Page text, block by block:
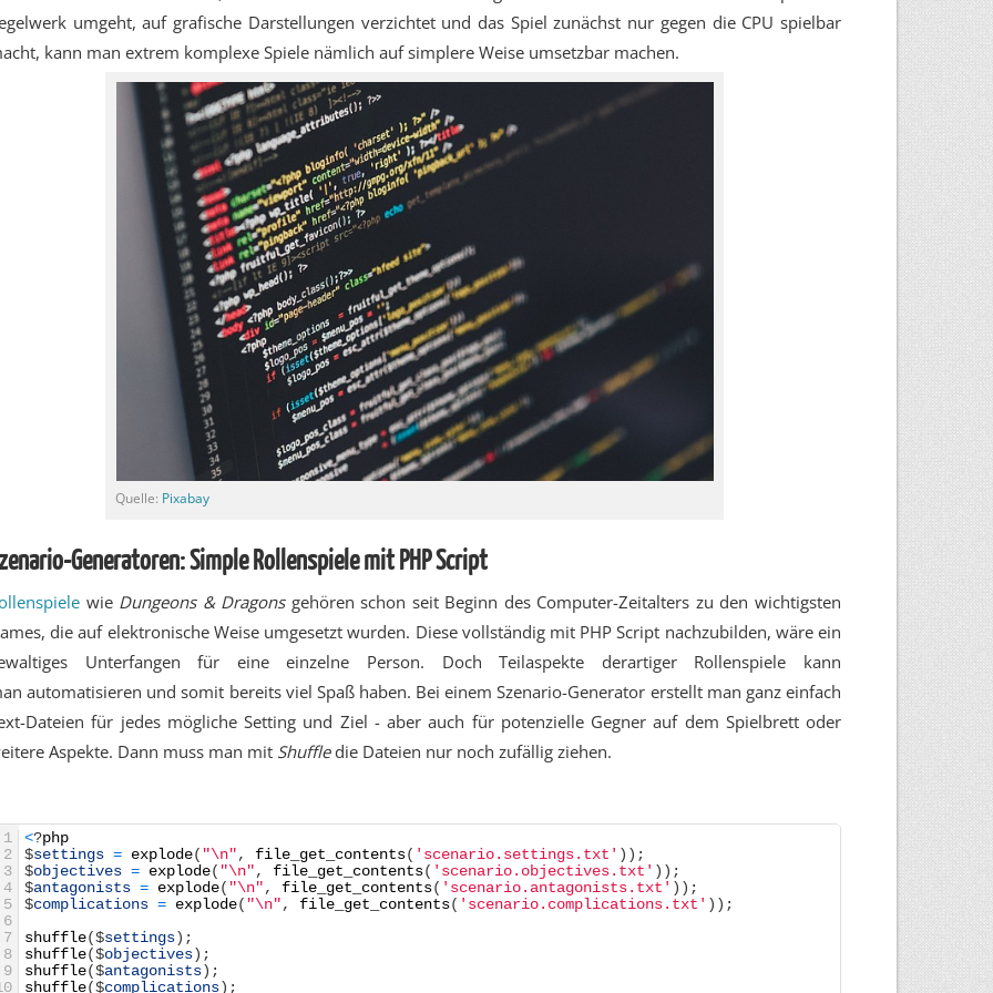
umgeht, auf grafische Darstellungen verzichtet und das Spiel zunächst nur gegen die CPU spielbar
kann man extrem komplexe Spiele nämlich auf simplere Weise umsetzbar machen.
Quelle: Pixabay
Generatoren: Simple Rollenspiele mit PHP Script
wie Dungeons & Dragonsgehören schon seit Beginn des Computer-Zeitalters zu den wichtigsten
die auf elektronische Weise umgesetzt wurden. Diese vollständig mit PHP Script nachzubilden, wäre ein
Unterfangen für eine einzelne Person. Doch Teilaspekte derartiger Rollenspiele kann
automatisieren und somit bereits viel Spaß haben. Bei einem Szenario-Generator erstellt man ganz einfach
Dateien für jedes mögliche Setting und Ziel - aber auch für potenzielle Gegner auf dem Spielbrett oder
Aspekte. Dann muss man mit Shuffledie Dateien nur noch zufällig ziehen.
1
2
3
4
5
6
7
8
9
<?php
$settings = explode( "\n", file_get_contents( 'scenario.settings.txt' ) ) ;
$objectives = explode( "\n", file_get_contents( 'scenario.objectives.txt' ) ) ;
$antagonists = explode( "\n", file_get_contents( 'scenario.antagonists.txt' ) ) ;
$complications = explode( "\n", file_get_contents( 'scenario.complications.txt' ) ) ;
shuffle($settings) ;
shuffle($objectives) ;
shuffle($antagonists) ;
shuffle($complications) ;